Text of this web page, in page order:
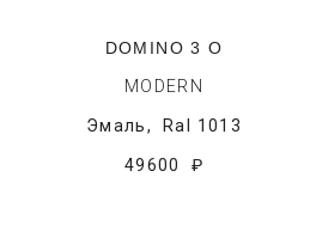
DOMINO 3 O
MODERN
Эмаль, Ral 1013
49600 ₽